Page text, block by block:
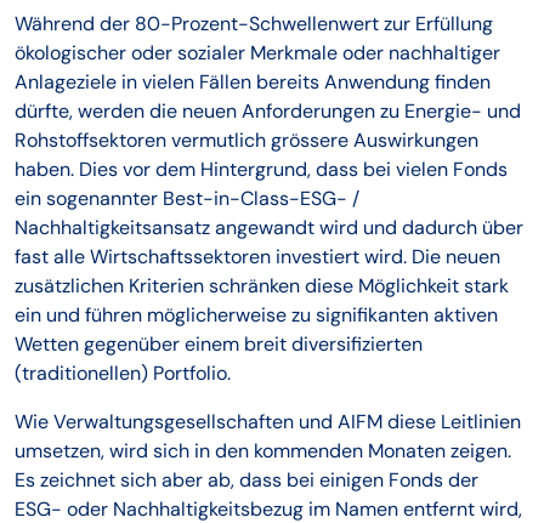
Während der 80-Prozent-Schwellenwert zur Erfüllung
ökologischer oder sozialer Merkmale oder nachhaltiger
Anlageziele in vielen Fällen bereits Anwendung finden
dürfte, werden die neuen Anforderungen zu Energie- und
Rohstoffsektoren vermutlich grössere Auswirkungen
haben. Dies vor dem Hintergrund, dass bei vielen Fonds
ein sogenannter Best-in-Class-ESG- /
Nachhaltigkeitsansatz angewandt wird und dadurch über
fast alle Wirtschaftssektoren investiert wird. Die neuen
zusätzlichen Kriterien schränken diese Möglichkeit stark
ein und führen möglicherweise zu signifikanten aktiven
Wetten gegenüber einem breit diversifizierten
(traditionellen) Portfolio.
Wie Verwaltungsgesellschaften und AIFM diese Leitlinien
umsetzen, wird sich in den kommenden Monaten zeigen.
Es zeichnet sich aber ab, dass bei einigen Fonds der
ESG- oder Nachhaltigkeitsbezug im Namen entfernt wird,